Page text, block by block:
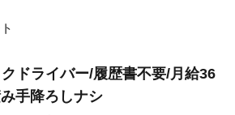
ドライバー/履歴書不要/月給36
手降ろしナシ